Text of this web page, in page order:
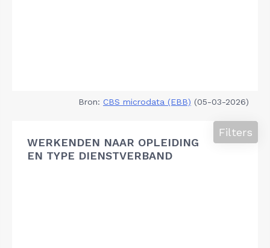
Bron: CBS microdata (EBB) (05-03-2026)
WERKENDEN NAAR OPLEIDING
EN TYPE DIENSTVERBAND
Filters